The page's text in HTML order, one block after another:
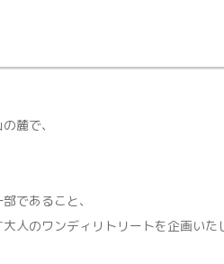
麓で、
であること、
人のワンディリトリートを企画いた